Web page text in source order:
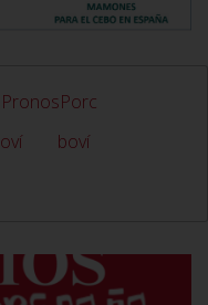
PronosPorc
oví
boví